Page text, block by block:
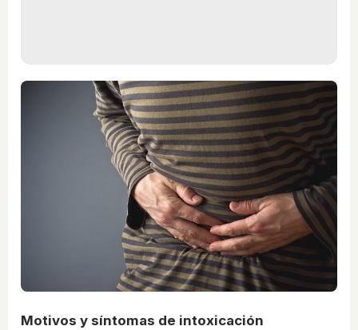
Motivos y síntomas de intoxicación